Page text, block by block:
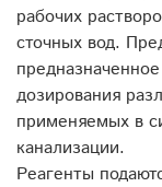
рабочих
сточных вод.
дозирования
применяемых в
канализации.
Реагенты